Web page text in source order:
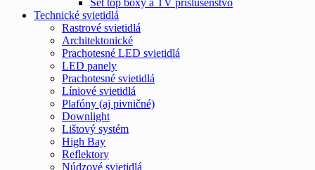
Technické svietidlá
Rastrové svietidlá
Architektonické
Prachotesné LED svietidlá
LED panely
Prachotesné svietidlá
Líniové svietidlá
Plafóny (aj pivničné)
Downlight
Lištový systém
High Bay
Reflektory
Núdzové svietidlá